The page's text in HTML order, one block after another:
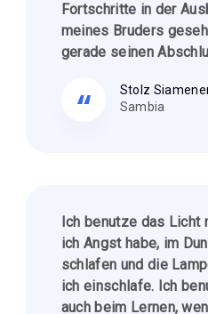
Fortschritte in der
meines Bruders
gerade seinen
Stolz
Sambia
Ich benutze das Licht
ich Angst habe, im
schlafen und die
ich einschlafe. Ich
auch beim Lernen,